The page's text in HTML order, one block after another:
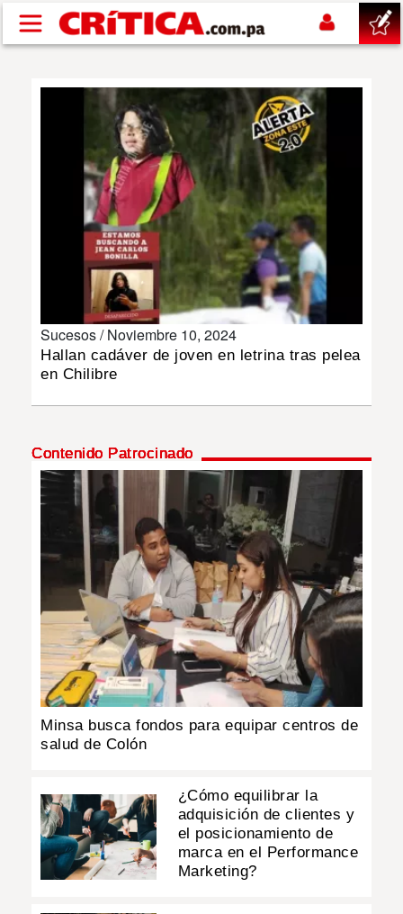
Pasar al contenido principal
DEPORTES
MULTIMEDIA
Sucesos /Noviembre 10, 2024
Hallan cadáver de joven en letrina tras pelea
en Chilibre
Contenido Patrocinado
Minsa busca fondos para equipar centros de
salud de Colón
¿Cómo equilibrar la
adquisición de clientes y
el posicionamiento de
marca en el Performance
Marketing?